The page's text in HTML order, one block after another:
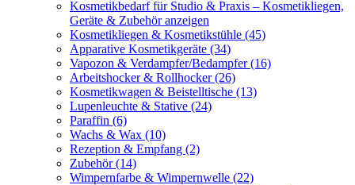
Kosmetikbedarf für Studio & Praxis – Kosmetikliegen,
Geräte & Zubehör anzeigen
Kosmetikliegen & Kosmetikstühle (45)
Apparative Kosmetikgeräte (34)
Vapozon & Verdampfer/Bedampfer (16)
Arbeitshocker & Rollhocker (26)
Kosmetikwagen & Beistelltische (13)
Lupenleuchte & Stative (24)
Paraffin (6)
Wachs & Wax (10)
Rezeption & Empfang (2)
Zubehör (14)
Wimpernfarbe & Wimpernwelle (22)